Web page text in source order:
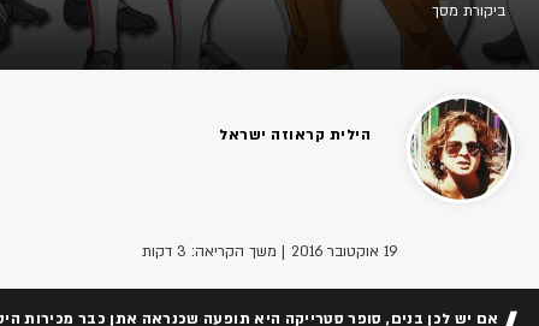
ביקורת מסך
הילית קראוזה ישראל
19 אוקטובר 2016 | משך הקריאה: 3 דקות
אם יש לכן בנים, סופר סטרייקה היא תופעה שכנראה אתן כבר מכירות